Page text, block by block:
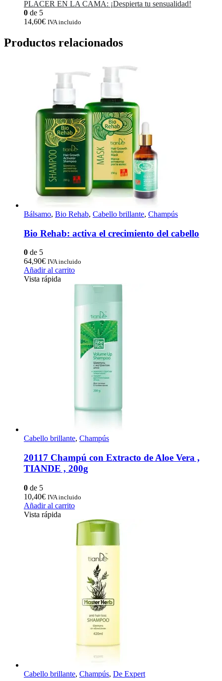
PLACER EN LA CAMA: ¡Despierta tu sensualidad!
0 de 5
14,60€ IVA incluido
Productos relacionados
Bálsamo, Bio Rehab, Cabello brillante, Champús
Bio Rehab: activa el crecimiento del cabello
0 de 5
64,90€ IVA incluido
Añadir al carrito
Vista rápida
Cabello brillante, Champús
20117 Champú con Extracto de Aloe Vera ,
TIANDE , 200g
0 de 5
10,40€ IVA incluido
Añadir al carrito
Vista rápida
Cabello brillante, Champús, De Expert